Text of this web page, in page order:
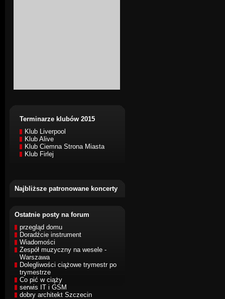
Terminarze klubów 2015
Klub Liverpool
Klub Alive
Klub Ciemna Strona Miasta
Klub Firlej
Najbliższe patronowane koncerty
Ostatnie posty na forum
przegląd domu
Doradźcie instrument
Wiadomości
Zespół muzyczny na wesele -
Warszawa
Dolegliwości ciążowe trymestr po
trymestrze
Co pić w ciąży
serwis IT i GSM
dobry architekt Szczecin